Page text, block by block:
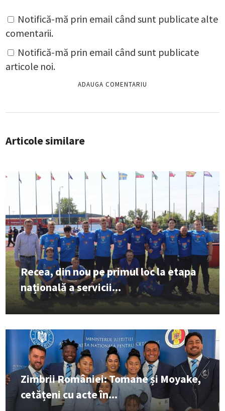
Notifică-mă prin email când sunt publicate alte
comentarii.
Notifică-mă prin email când sunt publicate
articole noi.
Articole similare
Recea, din nou pe primul loc la etapa
națională a servicii...
Zimbrii României: Tomane și Moyake,
cetățeni cu acte în...